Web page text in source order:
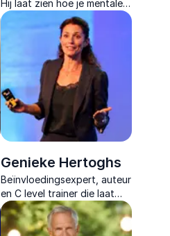
Hij laat zien hoe je mentale
veerkracht inzet om sterker
uit tegenslagen te komen.
Krachtig, persoonlijk en
altijd relevant.
Genieke Hertoghs
Beïnvloedingsexpert, auteur
en C level trainer die laat
zien hoe beide
breinsystemen leiden tot